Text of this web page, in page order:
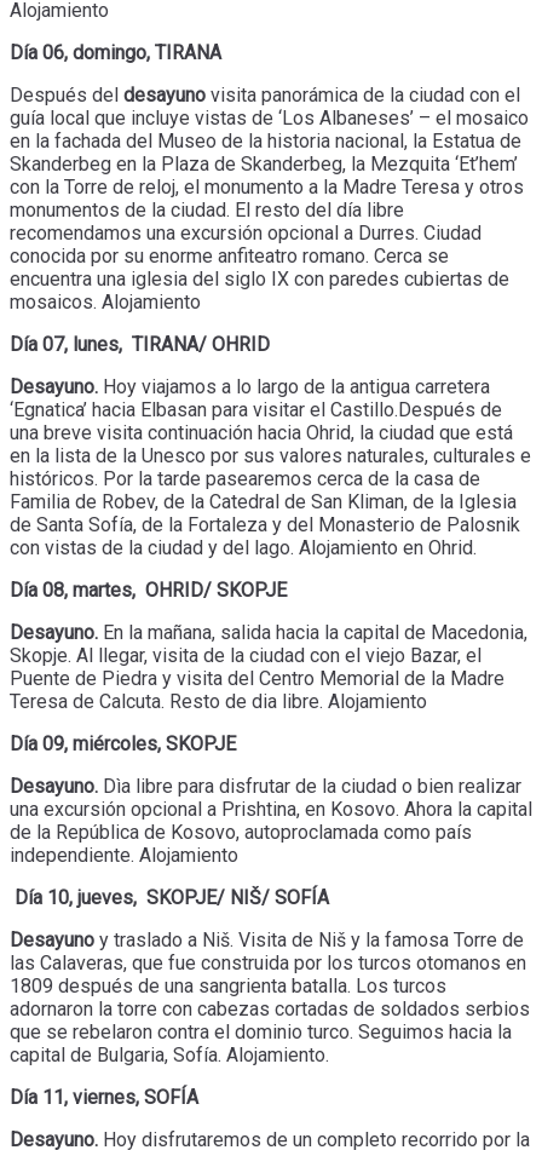
Alojamiento
Día 06, domingo, TIRANA
Después del desayuno visita panorámica de la ciudad con el
guía local que incluye vistas de ‘Los Albaneses’ – el mosaico
en la fachada del Museo de la historia nacional, la Estatua de
Skanderbeg en la Plaza de Skanderbeg, la Mezquita ‘Et’hem’
con la Torre de reloj, el monumento a la Madre Teresa y otros
monumentos de la ciudad. El resto del día libre
recomendamos una excursión opcional a Durres. Ciudad
conocida por su enorme anfiteatro romano. Cerca se
encuentra una iglesia del siglo IX con paredes cubiertas de
mosaicos. Alojamiento
Día 07, lunes, TIRANA/ OHRID
Desayuno. Hoy viajamos a lo largo de la antigua carretera
‘Egnatica’ hacia Elbasan para visitar el Castillo.Después de
una breve visita continuación hacia Ohrid, la ciudad que está
en la lista de la Unesco por sus valores naturales, culturales e
históricos. Por la tarde pasearemos cerca de la casa de
Familia de Robev, de la Catedral de San Kliman, de la Iglesia
de Santa Sofía, de la Fortaleza y del Monasterio de Palosnik
con vistas de la ciudad y del lago. Alojamiento en Ohrid.
Día 08, martes, OHRID/ SKOPJE
Desayuno. En la mañana, salida hacia la capital de Macedonia,
Skopje. Al llegar, visita de la ciudad con el viejo Bazar, el
Puente de Piedra y visita del Centro Memorial de la Madre
Teresa de Calcuta. Resto de dia libre. Alojamiento
Día 09, miércoles, SKOPJE
Desayuno. Dìa libre para disfrutar de la ciudad o bien realizar
una excursión opcional a Prishtina, en Kosovo. Ahora la capital
de la República de Kosovo, autoproclamada como país
independiente. Alojamiento
Día 10, jueves, SKOPJE/ NIŠ/ SOFÍA
Desayuno y traslado a Niš. Visita de Niš y la famosa Torre de
las Calaveras, que fue construida por los turcos otomanos en
1809 después de una sangrienta batalla. Los turcos
adornaron la torre con cabezas cortadas de soldados serbios
que se rebelaron contra el dominio turco. Seguimos hacia la
capital de Bulgaria, Sofía. Alojamiento.
Día 11, viernes, SOFÍA
Desayuno. Hoy disfrutaremos de un completo recorrido por la